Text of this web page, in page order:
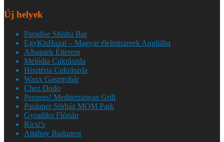
Új helyek
Paradise Shisha Bar
EgyKisHazai – Magyar élelmiszerek Angliába
Albapark Étterem
Melódia Cukrászda
Hisztéria Cukrászda
Waxx Gasztrobár
Chez Dodo
Peppers! Mediterranean Grill
Paulaner Sörház MOM Park
Gyradiko Flórián
Ricsi’s
Attaboy Budapest